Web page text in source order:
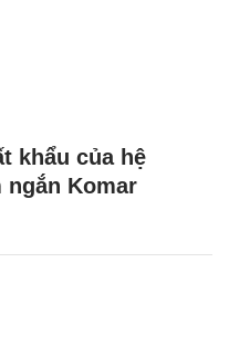
khẩu của hệ
ngắn Komar